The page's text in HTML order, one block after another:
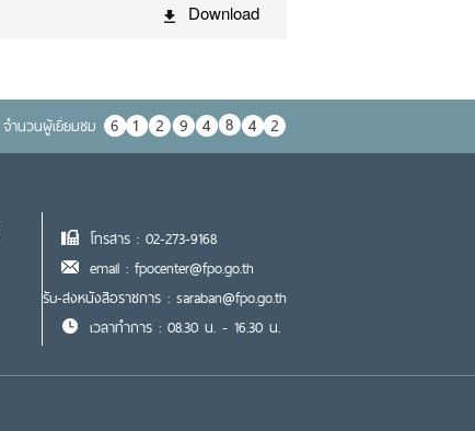
Download
จำนวนผู้เยื่ยมชม
โทรสาร : 02-273-9168
email : fpocenter@fpo.go.th
รับ-ส่งหนังสือราชการ : saraban@fpo.go.th
เวลาทำการ : 08.30 น. - 16.30 น.